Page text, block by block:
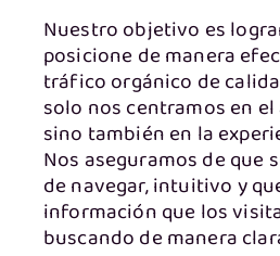
Nuestro objetivo es
posicione de manera
tráfico orgánico de
solo nos centramos en
sino también en la
Nos aseguramos de que
de navegar, intuitivo y
información que los
buscando de manera